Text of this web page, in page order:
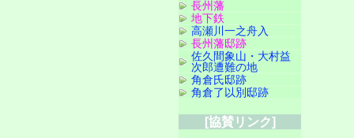
長州藩
地下鉄
高瀬川一之舟入
長州藩邸跡
佐久間象山・大村益
次郎遭難の地
角倉氏邸跡
角倉了以別邸跡
[協賛リンク]